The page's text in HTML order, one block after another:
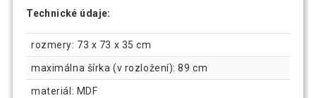
Technické údaje:
rozmery: 73 x 73 x 35 cm
maximálna šírka (v rozložení): 89 cm
materiál: MDF